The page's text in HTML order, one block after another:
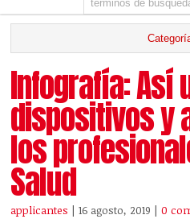
Infografía: Así
dispositivos y
los
Salud
applicantes | 16 agosto, 2019 |0